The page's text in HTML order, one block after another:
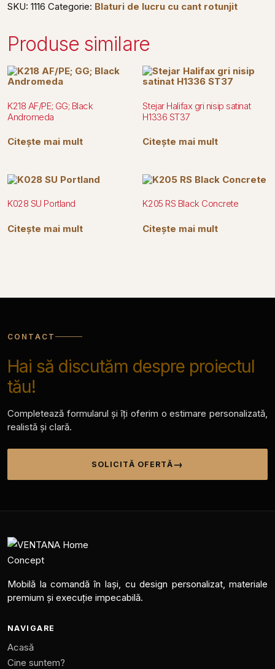
SKU: 1116 Categorie: Blaturi de lucru cu cant rotunjit
Produse similare
K218 AF/PE; GG; Black
Andromeda
Citește mai mult
Stejar Halifax gri nisip satinat
H1336 ST37
Citește mai mult
K028 SU Portland
Citește mai mult
K205 RS Black Concrete
Citește mai mult
CONTACT
Hai să discutăm despre proiectul
tău!
Completează formularul și îți oferim o estimare personalizată,
realistă și clară.
SOLICITĂ OFERTĂ
Mobilă la comandă în Iași, cu design personalizat, materiale
premium și execuție impecabilă.
NAVIGARE
Acasă
Cine suntem?